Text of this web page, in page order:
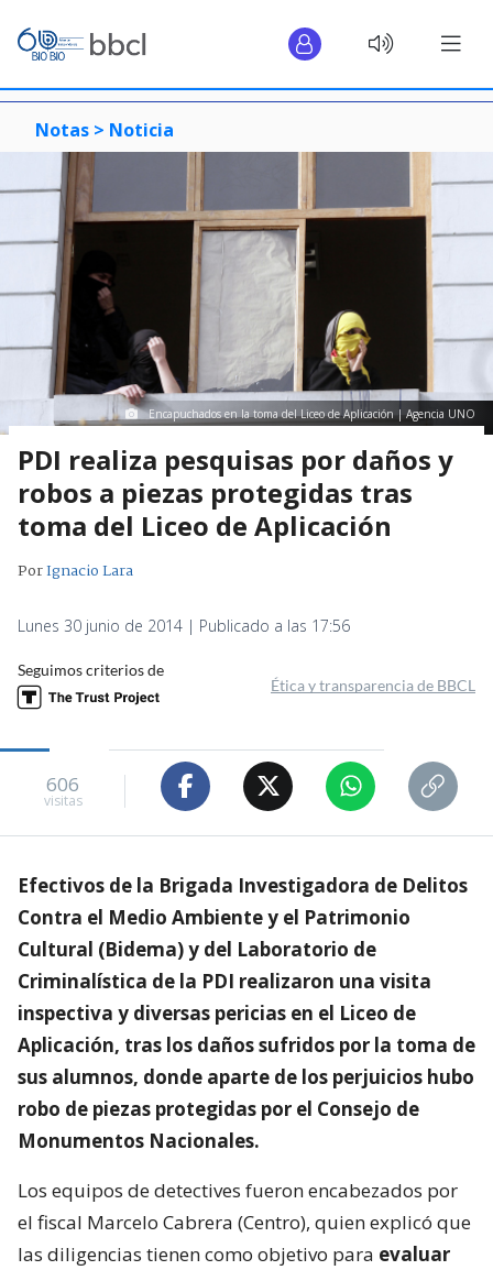
Notas > Noticia
Encapuchados en la toma del Liceo de Aplicación | Agencia UNO
PDI realiza pesquisas por daños y
robos a piezas protegidas tras
toma del Liceo de Aplicación
PorIgnacio Lara
Lunes 30 junio de 2014 | Publicado a las 17:56
Seguimos criterios de
Ética y transparencia de BBCL
606
visitas
Efectivos de la Brigada Investigadora de Delitos
Contra el Medio Ambiente y el Patrimonio
Cultural (Bidema) y del Laboratorio de
Criminalística de la PDI realizaron una visita
inspectiva y diversas pericias en el Liceo de
Aplicación, tras los daños sufridos por la toma de
sus alumnos, donde aparte de los perjuicios hubo
robo de piezas protegidas por el Consejo de
Monumentos Nacionales.
Los equipos de detectives fueron encabezados por
el fiscal Marcelo Cabrera (Centro), quien explicó que
las diligencias tienen como objetivo para evaluar